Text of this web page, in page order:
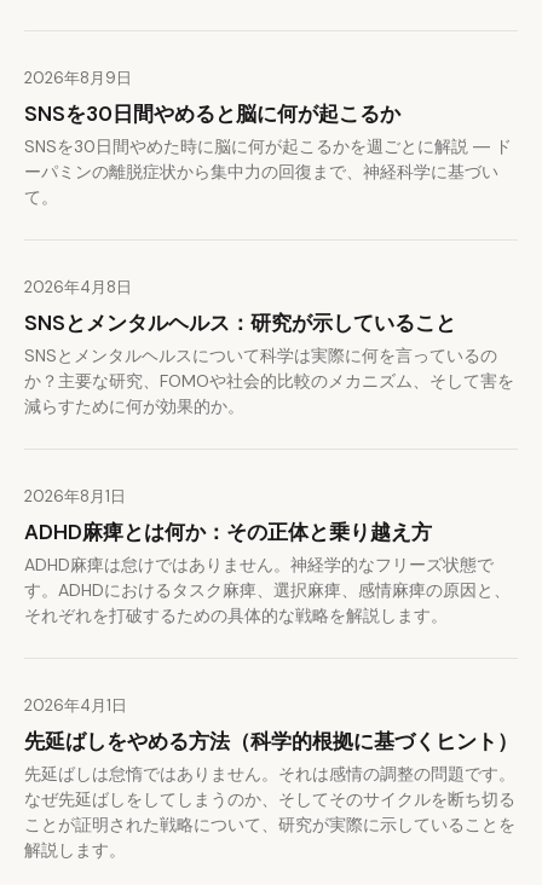
2026年8月9日
SNSを30日間やめると脳に何が起こるか
SNSを30日間やめた時に脳に何が起こるかを週ごとに解説 ― ド
ーパミンの離脱症状から集中力の回復まで、神経科学に基づい
て。
2026年4月8日
SNSとメンタルヘルス：研究が示していること
SNSとメンタルヘルスについて科学は実際に何を言っているの
か？主要な研究、FOMOや社会的比較のメカニズム、そして害を
減らすために何が効果的か。
2026年8月1日
ADHD麻痺とは何か：その正体と乗り越え方
ADHD麻痺は怠けではありません。神経学的なフリーズ状態で
す。ADHDにおけるタスク麻痺、選択麻痺、感情麻痺の原因と、
それぞれを打破するための具体的な戦略を解説します。
2026年4月1日
先延ばしをやめる方法（科学的根拠に基づくヒント）
先延ばしは怠惰ではありません。それは感情の調整の問題です。
なぜ先延ばしをしてしまうのか、そしてそのサイクルを断ち切る
ことが証明された戦略について、研究が実際に示していることを
解説します。